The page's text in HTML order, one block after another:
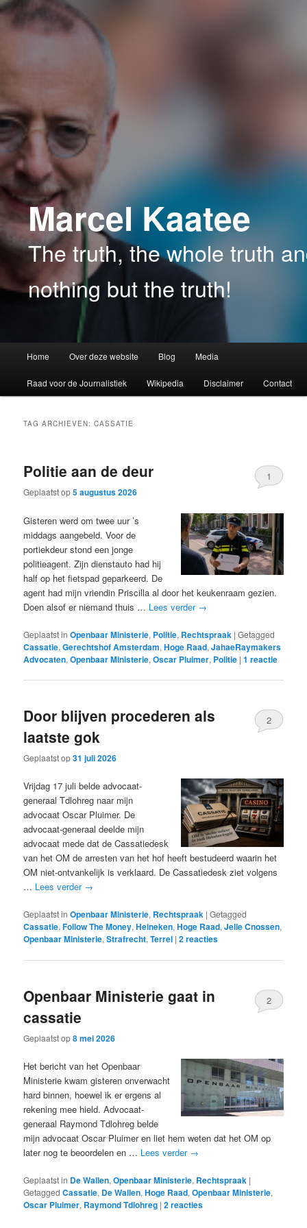
Spring
Spring
Marcel Kaatee
The truth, the whole truth
nothing but the truth!
Home Over deze website Blog Media
Raad voor de Journalistiek Wikipedia Disclaimer Contact
TAG ARCHIEVEN:CASSATIE
Politie aan de deur
Geplaatst op5 augustus 2026
1
Gisteren werd om twee uur ’s
middags aangebeld. Voor de
portiekdeur stond een jonge
politieagent. Zijn dienstauto had hij
half op het fietspad geparkeerd. De
agent had mijn vriendin Priscilla al door het keukenraam gezien.
Doen alsof er niemand thuis … Lees verder →
Geplaatst in Openbaar Ministerie, Politie, Rechtspraak |Getagged
Cassatie,Gerechtshof Amsterdam,Hoge Raad,JahaeRaymakers
Advocaten,Openbaar Ministerie,Oscar Pluimer, Politie |1 reactie
Door blijven procederen als
laatste gok
Geplaatst op31 juli 2026
2
Vrijdag 17 juli belde advocaat-
generaal Tdlohreg naar mijn
advocaat Oscar Pluimer. De
advocaat-generaal deelde mijn
advocaat mede dat de Cassatiedesk
van het OM de arresten van het hof heeft bestudeerd waarin het
OM niet-ontvankelijk is verklaard. De Cassatiedesk ziet volgens
… Lees verder →
Geplaatst in Openbaar Ministerie, Rechtspraak |Getagged
Cassatie,Follow The Money,Heineken,Hoge Raad,Jelle Cnossen,
Openbaar Ministerie,Strafrecht,Terrel |2reacties
Openbaar Ministerie gaat in
cassatie
Geplaatst op8 mei 2026
2
Het bericht van het Openbaar
Ministerie kwam gisteren onverwacht
hard binnen, hoewel ik er ergens al
rekening mee hield. Advocaat-
generaal Raymond Tdlohreg belde
mijn advocaat Oscar Pluimer en liet hem weten dat het OM op
later nog te beoordelen en … Lees verder →
Geplaatst in De Wallen,Openbaar Ministerie, Rechtspraak |
Getagged Cassatie, De Wallen,Hoge Raad,Openbaar Ministerie,
Oscar Pluimer, Raymond Tdlohreg |2reacties